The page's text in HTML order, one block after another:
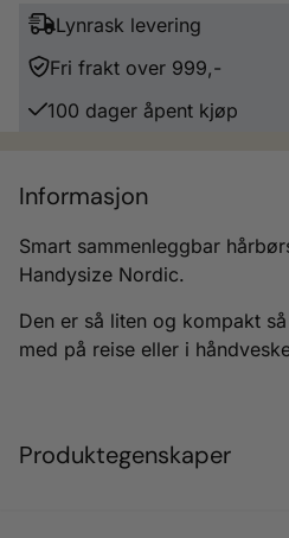
Lynrask levering
Fri frakt over 999,-
100 dager åpent kjøp
Informasjon
Smart sammenleggbar
Handysize Nordic.
Den er så liten og kompakt
med på reise eller i
Produktegenskaper